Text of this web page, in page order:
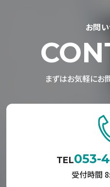
お問
まずはお気軽にお
TEL053-
受付時間